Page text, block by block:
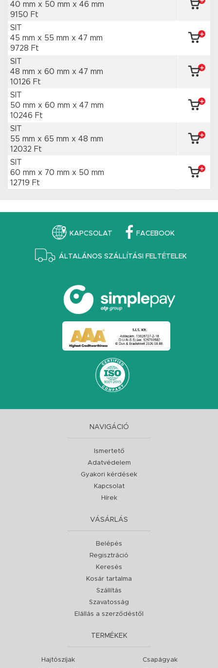
40 mm x 50 mm x 46 mm
9150 Ft
SIT
45 mm x 55 mm x 47 mm
9728 Ft
SIT
48 mm x 60 mm x 47 mm
10126 Ft
SIT
50 mm x 60 mm x 47 mm
10246 Ft
SIT
55 mm x 65 mm x 48 mm
12032 Ft
SIT
60 mm x 70 mm x 50 mm
12719 Ft
KAPCSOLAT FACEBOOK
ÁLTALÁNOS SZÁLLÍTÁSI FELTÉTELEK
NAVIGÁCIÓ
Ismertető
Adatvédelem
Gyakori kérdések
Kapcsolat
Hírek
VÁSÁRLÁS
Belépés
Regisztráció
Keresés
Kosár tartalma
Szállítás
Szavatosság
Elállás a szerződéstől
TERMÉKEK
Hajtószíjak
Csapágyak